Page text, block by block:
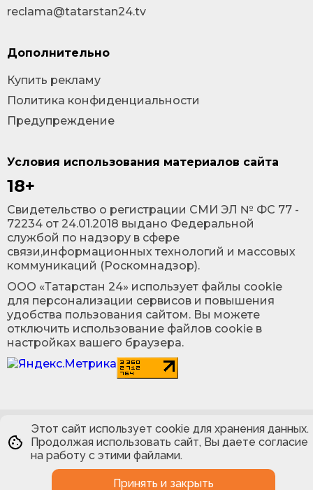
Условия использования материалов сайта
18+
Cвидетельство о регистрации СМИ ЭЛ № ФС 77 -
72234 от 24.01.2018 выдано Федеральной
службой по надзору в сфере
связи,информационных технологий и массовых
коммуникаций (Роскомнадзор).
ООО «Татарстан 24» использует файлы cookie
для персонализации сервисов и повышения
удобства пользования сайтом. Вы можете
отключить использование файлов cookie в
настройках вашего браузера.
reclama@tatarstan24.tv
Дополнительно
Купить рекламу
Политика конфиденциальности
Предупреждение
Этот сайт использует cookie для хранения данных.
Продолжая использовать сайт, Вы даете согласие
на работу с этими файлами.
Принять и закрыть